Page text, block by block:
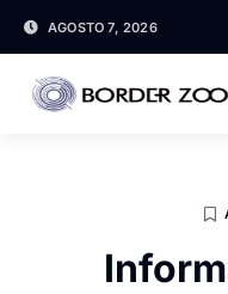
AGOSTO 7, 2026